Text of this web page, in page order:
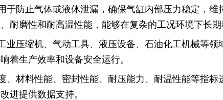
防止气体或液体泄漏，确保气缸内部压力稳定，
耐磨性和耐高温性能，能够在复杂的工况环境下长期
压缩机、气动工具、液压设备、石油化工机械等
着生产效率和设备安全运行。
材料性能、密封性能、耐压能力、耐温性能等指
进提供数据支持。